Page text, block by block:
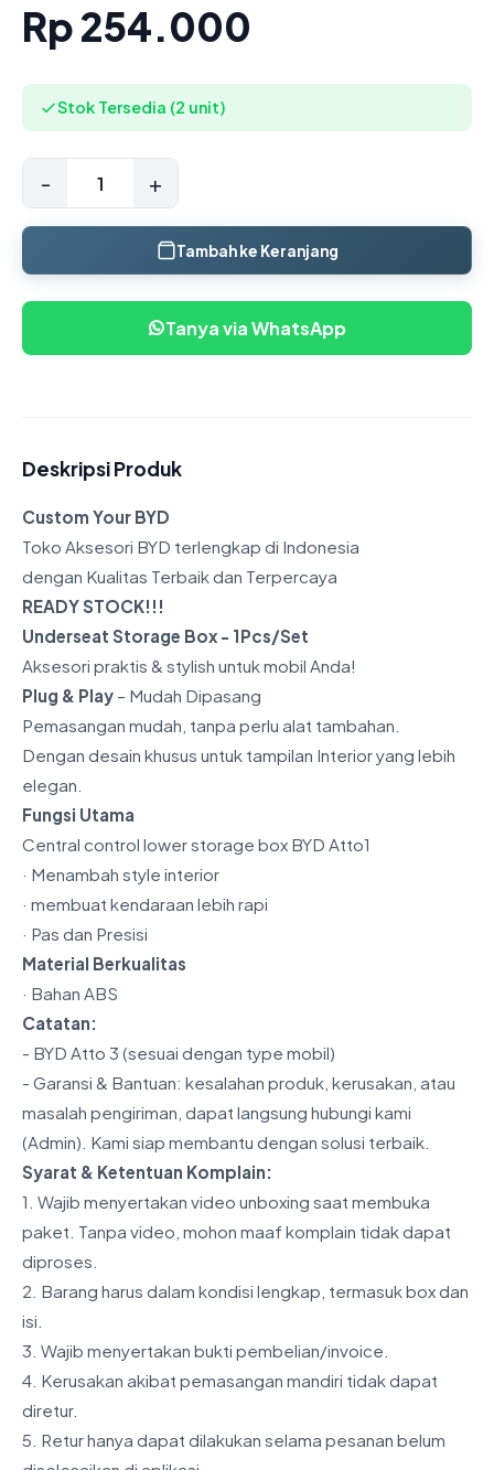
Rp 254.000
Stok Tersedia (2 unit)
- +
Tambah ke Keranjang
Tanya via WhatsApp
Deskripsi Produk
Custom Your BYD
Toko Aksesori BYD terlengkap di Indonesia
dengan Kualitas Terbaik dan Terpercaya
READY STOCK!!!
Underseat Storage Box - 1Pcs/Set
Aksesori praktis & stylish untuk mobil Anda!
Plug & Play – Mudah Dipasang
Pemasangan mudah, tanpa perlu alat tambahan.
Dengan desain khusus untuk tampilan Interior yang lebih
elegan.
Fungsi Utama
Central control lower storage box BYD Atto1
· Menambah style interior
· membuat kendaraan lebih rapi
· Pas dan Presisi
Material Berkualitas
· Bahan ABS
Catatan:
- BYD Atto 3 (sesuai dengan type mobil)
- Garansi & Bantuan: kesalahan produk, kerusakan, atau
masalah pengiriman, dapat langsung hubungi kami
(Admin). Kami siap membantu dengan solusi terbaik.
Syarat & Ketentuan Komplain:
1. Wajib menyertakan video unboxing saat membuka
paket. Tanpa video, mohon maaf komplain tidak dapat
diproses.
2. Barang harus dalam kondisi lengkap, termasuk box dan
isi.
3. Wajib menyertakan bukti pembelian/invoice.
4. Kerusakan akibat pemasangan mandiri tidak dapat
diretur.
5. Retur hanya dapat dilakukan selama pesanan belum